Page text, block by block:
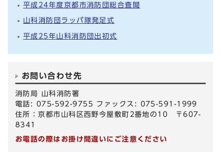
平成24年度京都市消防団総合査閲
山科消防団ラッパ隊発足式
平成25年山科消防団出初式
お問い合わせ先
消防局 山科消防署
電話: 075-592-9755 ファックス: 075-591-1999
住所：京都市山科区西野今屋敷町2番地の10 〒607-
8341
お電話の際はお掛け間違いにご注意ください